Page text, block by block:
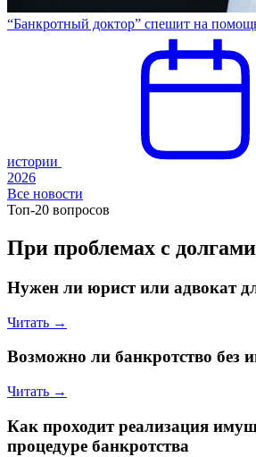
“Банкротный доктор” спешит на
истории
2026
Все новости
Топ-20 вопросов
При проблемах с долгами
Нужен ли юрист или адвокат
Читать →
Возможно ли банкротство без
Читать →
Как проходит реализация
процедуре банкротства